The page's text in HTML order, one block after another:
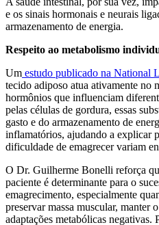
e os sinais hormonais e neurais
armazenamento de energia.
Respeito ao metabolismo
Um estudo publicado na National
tecido adiposo atua ativamente no
hormônios que influenciam
pelas células de gordura, essas
gasto e do armazenamento de
inflamatórios, ajudando a explicar
dificuldade de emagrecer variam
O Dr. Guilherme Bonelli reforça
paciente é determinante para o
emagrecimento, especialmente
preservar massa muscular, manter
adaptações metabólicas negativas.